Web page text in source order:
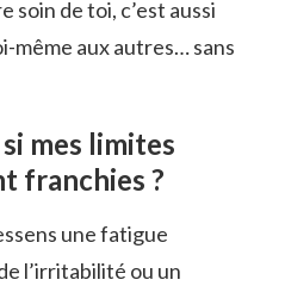
soin de toi, c’est aussi
même aux autres… sans
mes limites
franchies ?
une fatigue
l’irritabilité ou un